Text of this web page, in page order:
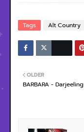
Tags Alt Country
OLDER
BARBARA - Darjeeling